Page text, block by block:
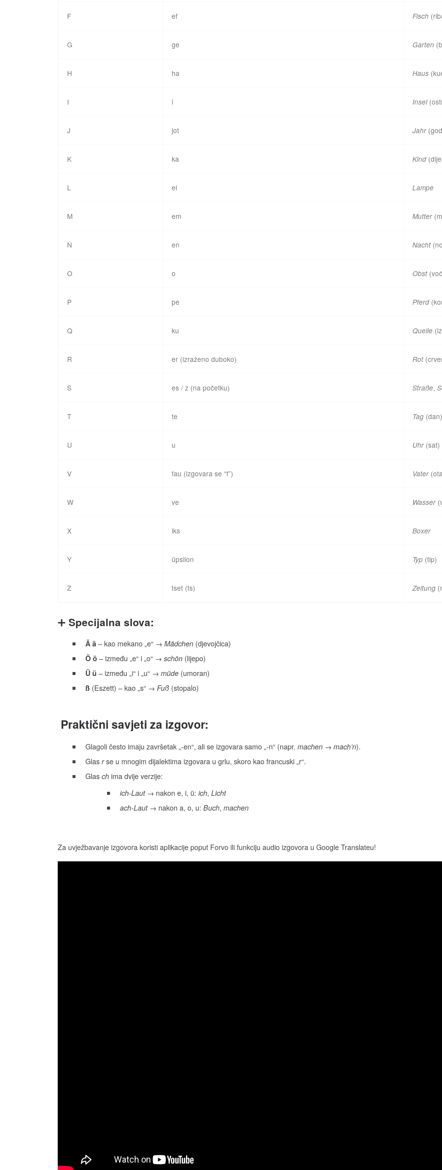
F ef Fisch
G ge Garten
H ha Haus
I i Insel
J jot Jahr
K ka Kind
L el Lampe
M em Mutter
N en Nacht
O o Obst
P pe Pferd
Q ku Quelle
R er (izraženo duboko) Rot
S es / z (na početku) Straße,
T te Tag (dan)
U u Uhr (sat)
V fau (izgovara se “f”) Vater
W ve Wasser
X iks Boxer
Y üpsilon Typ (tip)
Z tset (ts) Zeitung
➕ Specijalna slova:
Ä ä – kao mekano „e“ → Mädchen (djevojčica)
Ö ö – između „e“ i „o“ → schön (lijepo)
Ü ü – između „i“ i „u“ → müde (umoran)
ß (Eszett) – kao „s“ → Fuß (stopalo)
Praktični savjeti za izgovor:
Glagoli često imaju završetak „-en“, ali se izgovara samo „-n“ (napr. machen → mach’n).
Glas rse u mnogim dijalektima izgovara u grlu, skoro kao francuski „r“.
Glas ch ima dvije verzije:
ich-Laut→ nakon e, i, ü:ich,Licht
ach-Laut→ nakon a, o, u:Buch,machen
Za uvježbavanje izgovora koristi aplikacije poput Forvo ili funkciju audio izgovora u Google Translateu!